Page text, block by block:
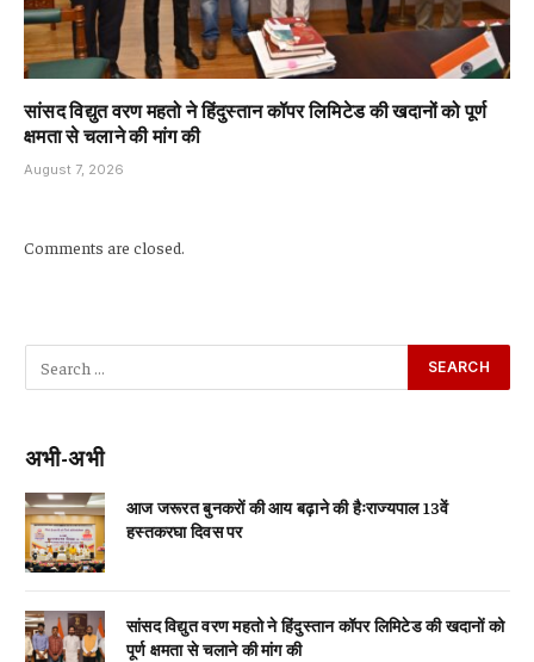
सांसद विद्युत वरण महतो ने हिंदुस्तान कॉपर लिमिटेड की खदानों को पूर्ण
क्षमता से चलाने की मांग की
August 7, 2026
Comments are closed.
अभी-अभी
आज जरूरत बुनकरों की आय बढ़ाने की हैःराज्यपाल 13वें
हस्तकरघा दिवस पर
सांसद विद्युत वरण महतो ने हिंदुस्तान कॉपर लिमिटेड की खदानों को
पूर्ण क्षमता से चलाने की मांग की